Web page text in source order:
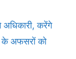
करेंगे
के अफसरों को